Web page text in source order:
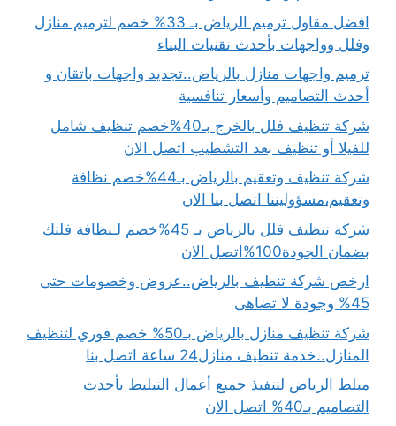
افضل مقاول ترميم الرياض بـ 33% خصم لترميم منازل
وفلل وواجهات بأحدث تقنيات البناء
ترميم واجهات منازل بالرياض..تجديد واجهات باتقان و
أحدث التصاميم وأسعار تنافسية
شركة تنظيف فلل بالخرج بـ40%خصم تنظيف شامل
للفيلا أو تنظيف بعد التشطيب اتصل الان
شركة تنظيف وتعقيم بالرياض بـ44%خصم نظافة
وتعقيم،مسؤوليتنا اتصل بنا الان
شركة تنظيف فلل بالرياض بـ 45%خصم لـنظافة فلتك
بضمان الجودة100%اتصل الان
ارخص شركة تنظيف بالرياض..عروض وخصومات حتى
45% وجودة لا تضاهى
شركة تنظيف منازل بالرياض بـ50% خصم فوري لتنظيف
المنازل..خدمة تنظيف منازل24 ساعة اتصل بنا
مبلط الرياض لتنفيذ جميع أعمال التبليط بأحدث
التصاميم بـ40% اتصل الان